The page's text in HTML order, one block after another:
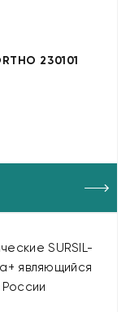
230101